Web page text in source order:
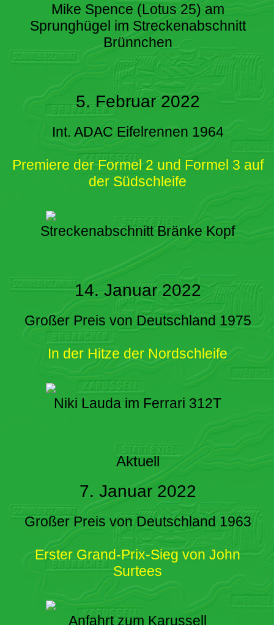
Mike Spence (Lotus 25) am
Sprunghügel im Streckenabschnitt
Brünnchen
5. Februar 2022
Int. ADAC Eifelrennen 1964
Premiere der Formel 2 und Formel 3 auf
der Südschleife
Streckenabschnitt Bränke Kopf
14. Januar 2022
Großer Preis von Deutschland 1975
In der Hitze der Nordschleife
Niki Lauda im Ferrari 312T
Aktuell
7. Januar 2022
Großer Preis von Deutschland 1963
Erster Grand-Prix-Sieg von John
Surtees
Anfahrt zum Karussell